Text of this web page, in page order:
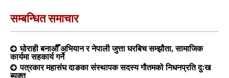
सम्बन्धित समाचार
घोराही बनाऔँ अभियान र नेपाली जुत्ता घरबिच सम्झौता, सामाजिक
कार्यमा सहकार्य गर्ने
पत्रकार महासंघ दाङका संस्थापक सदस्य गौतमको निधनप्रति दुःख
ब्यक्त